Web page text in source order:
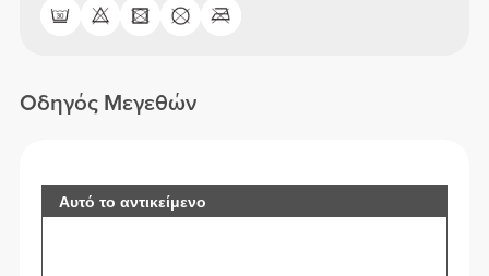
Οδηγός Μεγεθών
Αυτό το αντικείμενο